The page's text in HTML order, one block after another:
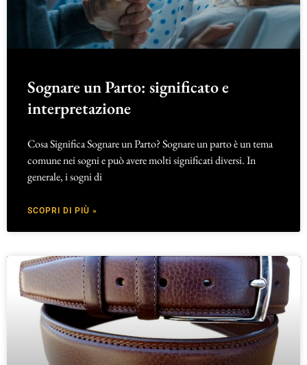
Sognare un Parto: significato e
interpretazione
Cosa Significa Sognare un Parto? Sognare un parto è un tema
comune nei sogni e può avere molti significati diversi. In
generale, i sogni di
SCOPRI DI PIÙ »